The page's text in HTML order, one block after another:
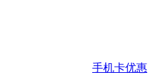
手机卡优惠